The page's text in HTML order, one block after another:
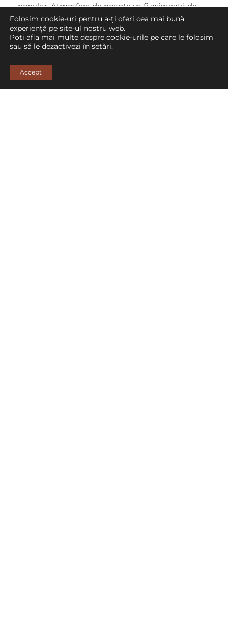
popular. Atmosfera de noapte va fi asigurată de
atelierele de dans popular sau casa dansului
popular.
Folosim cookie-uri pentru a-ți oferi cea mai bună
experiență pe site-ul nostru web.
Poți afla mai multe despre cookie-urile pe care le folosim
sau să le dezactivezi în setări.
Accept